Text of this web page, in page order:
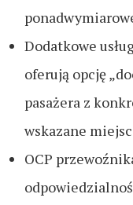
Dodatkowe
oferują opcję
pasażera z
wskazane
OCP